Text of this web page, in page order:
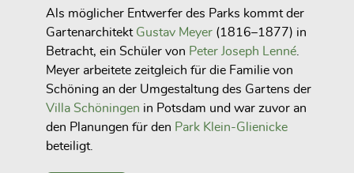
Als möglicher Entwerfer des Parks kommt der
Gartenarchitekt Gustav Meyer (1816–1877) in
Betracht, ein Schüler von Peter Joseph Lenné
Meyer arbeitete zeitgleich für die Familie von
Schöning an der Umgestaltung des Gartens der
Villa Schöningen in Potsdam und war zuvor an
den Planungen für den Park Klein-Glienicke
beteiligt.